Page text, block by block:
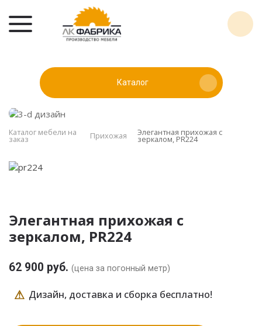
Каталог
Каталог мебели на
заказ Прихожая Элегантная прихожая с
зеркалом, PR224
Элегантная прихожая с
зеркалом, PR224
62 900 руб. (цена за погонный метр)
⚠ Дизайн, доставка и сборка бесплатно!